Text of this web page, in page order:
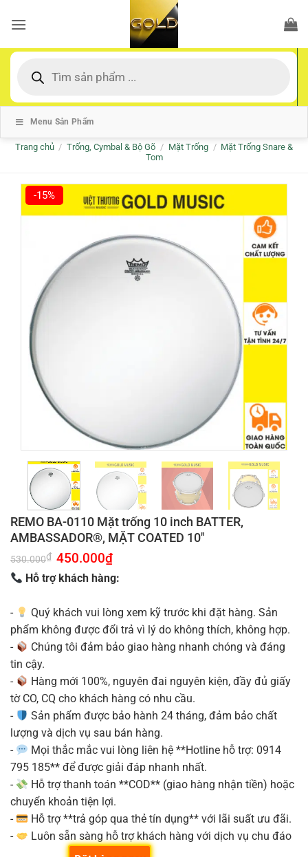
qua
dung
kiếm
Menu Sản Phẩm
Trang chủ / Trống, Cymbal & Bộ Gõ / Mặt Trống / Mặt Trống Snare &
Tom
-15%
REMO BA-0110 Mặt trống 10 inch BATTER,
AMBASSADOR®, MẶT COATED 10″
530.000₫ Giá
gốc
là:
530.000₫.
450.000₫Giá
tại
là:
Hỗ trợ khách hàng:
-
Quý khách vui lòng xem kỹ trước khi đặt hàng. Sản
phẩm không được đổi trả vì lý do không thích, không hợp.
-
Chúng tôi đảm bảo giao hàng nhanh chóng và đáng
tin cậy.
-
Hàng mới 100%, nguyên đai nguyên kiện, đầy đủ giấy
tờ CO, CQ cho khách hàng có nhu cầu.
-
Sản phẩm được bảo hành 24 tháng, đảm bảo chất
lượng và dịch vụ sau bán hàng.
-
Mọi thắc mắc vui lòng liên hệ **Hotline hỗ trợ: 0914
795 185** để được giải đáp nhanh nhất.
-
Hỗ trợ thanh toán **COD** (giao hàng nhận tiền) hoặc
chuyển khoản tiện lợi.
-
Hỗ trợ **trả góp qua thẻ tín dụng** với lãi suất ưu đãi.
-
Luôn sẵn sàng hỗ trợ khách hàng với dịch vụ chu đáo